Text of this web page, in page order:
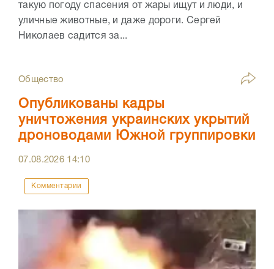
такую погоду спасения от жары ищут и люди, и
уличные животные, и даже дороги. Сергей
Николаев садится за...
Общество
Опубликованы кадры
уничтожения украинских укрытий
дроноводами Южной группировки
07.08.2026 14:10
Комментарии